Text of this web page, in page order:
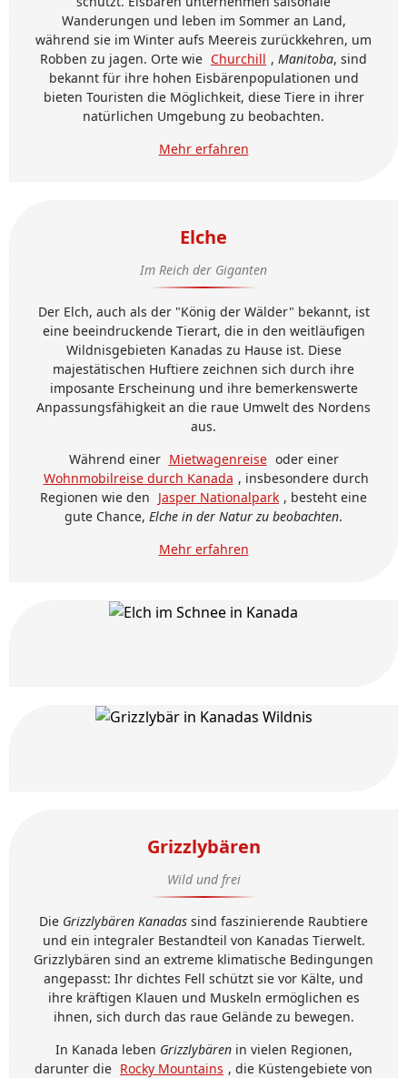
Wanderungen und leben im Sommer an Land,
während sie im Winter aufs Meereis zurückkehren, um
Robben zu jagen. Orte wie Churchill , Manitoba, sind
bekannt für ihre hohen Eisbärenpopulationen und
bieten Touristen die Möglichkeit, diese Tiere in ihrer
natürlichen Umgebung zu beobachten.
Mehr erfahren
Elche
Im Reich der Giganten
Der Elch, auch als der "König der Wälder" bekannt, ist
eine beeindruckende Tierart, die in den weitläufigen
Wildnisgebieten Kanadas zu Hause ist. Diese
majestätischen Huftiere zeichnen sich durch ihre
imposante Erscheinung und ihre bemerkenswerte
Anpassungsfähigkeit an die raue Umwelt des Nordens
aus.
Während einer Mietwagenreise oder einer
Wohnmobilreise durch Kanada , insbesondere durch
Regionen wie den Jasper Nationalpark , besteht eine
gute Chance, Elche in der Natur zu beobachten.
Mehr erfahren
Grizzlybären
Wild und frei
Die Grizzlybären Kanadas sind faszinierende Raubtiere
und ein integraler Bestandteil von Kanadas Tierwelt.
Grizzlybären sind an extreme klimatische Bedingungen
angepasst: Ihr dichtes Fell schützt sie vor Kälte, und
ihre kräftigen Klauen und Muskeln ermöglichen es
ihnen, sich durch das raue Gelände zu bewegen.
In Kanada leben Grizzlybärenin vielen Regionen,
darunter die Rocky Mountains , die Küstengebiete von